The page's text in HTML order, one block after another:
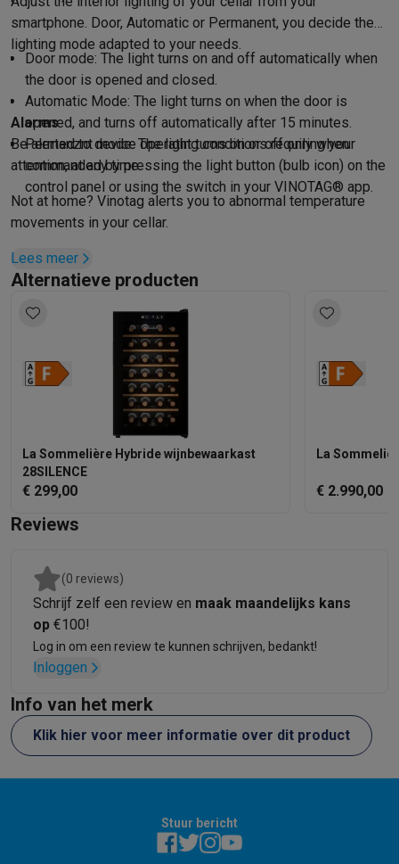
smartphone. Door, Automatic or Permanent, you decide the
lighting mode adapted to your needs.
Door mode: The light turns on and off automatically when
the door is opened and closed.
Automatic Mode: The light turns on when the door is
opened, and turns off automatically after 15 minutes.
Permanznt mode: The light turns on or off only when
commanded by pressing the light button (bulb icon) on the
control panel or using the switch in your VINOTAG® app.
Alarms
Be alerted to device operating conditions requiring your
attention, at any time.
Not at home? Vinotag alerts you to abnormal temperature
movements in your cellar.
Lees meer
Alternatieve producten
La Sommelière Hybride wijnbewaarkast
28SILENCE
€ 299,00
La
€ 2.990,00
Reviews
(0 reviews)
Schrijf zelf een review en maak maandelijks kans
op €100!
Log in om een review te kunnen schrijven, bedankt!
Inloggen
Info van het merk
Klik hier voor meer informatie over dit product
Stuur bericht